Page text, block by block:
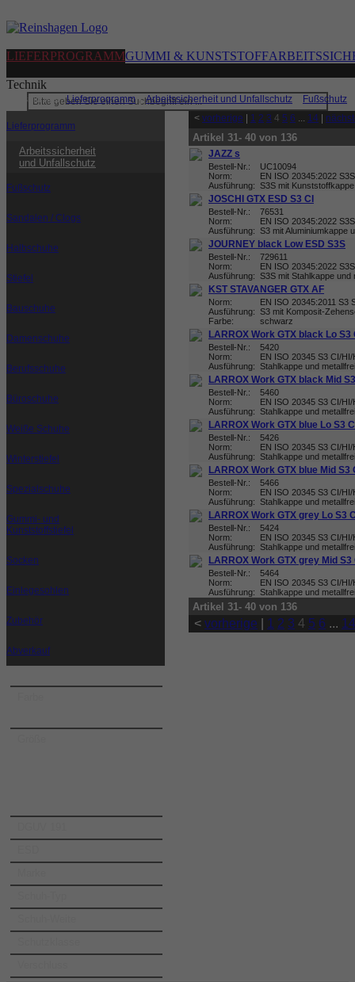
LIEFERPROGRAMMGUMMI & KUNSTSTOFF
Technik
Sie sind hier: Lieferprogramm | Arbeitssicherheit und Unfallschutz Fußschutz
Lieferprogramm
Arbeitssicherheit
und Unfallschutz
Fußschutz
Sandalen / Clogs
Halbschuhe
Stiefel
Bauschuhe
Damenschuhe
Berufsschuhe
Büroschuhe
Weiße Schuhe
Winterstiefel
Spezialschuhe
Gummi- und
Kunststoffstiefel
Socken
Einlegesohlen
Zubehör
Abverkauf
< vorherige 1 2 3 4 5 6 ... 14
Artikel 31- 40 von 136
JAZZ s
Bestell-Nr.:
UC10094
Norm:
EN ISO 20345:2022
Ausführung: S3S mit
JOSCHI GTX ESD S3 CI
Bestell-Nr.:
76531
Norm:
EN ISO 20345:2022
Ausführung: S3 mit Aluminiumkappe
JOURNEY black Low ESD S3S
Bestell-Nr.:
729611
Norm:
EN ISO 20345:2022
Ausführung: S3S mit Stahlkappe
KST STAVANGER GTX AF
Norm:
EN ISO 20345:2011 S3
Ausführung: S3 mit Komposit-
Farbe:
schwarz
LARROX Work GTX black Lo S3
Bestell-Nr.:
5420
Norm:
EN ISO 20345 S3 CI/
Ausführung: Stahlkappe und
LARROX Work GTX black Mid
Bestell-Nr.:
5460
Norm:
EN ISO 20345 S3 CI/
Ausführung: Stahlkappe und
LARROX Work GTX blue Lo S3
Bestell-Nr.:
5426
Norm:
EN ISO 20345 S3 CI/
Ausführung: Stahlkappe und
LARROX Work GTX blue Mid S3
Bestell-Nr.:
5466
Norm:
EN ISO 20345 S3 CI/
Ausführung: Stahlkappe und
LARROX Work GTX grey Lo S3
Bestell-Nr.:
5424
Norm:
EN ISO 20345 S3 CI/
Ausführung: Stahlkappe und
LARROX Work GTX grey Mid S3
Bestell-Nr.:
5464
Norm:
EN ISO 20345 S3 CI/
Ausführung: Stahlkappe und
Artikel 31- 40 von 136
< vorherige 1 2 3 4 5 6 ... 14